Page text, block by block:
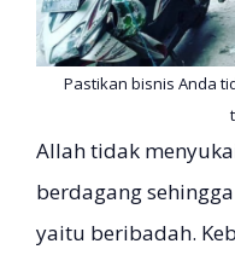
Pastikan bisnis Anda
Allah tidak
berdagang
yaitu beribadah.